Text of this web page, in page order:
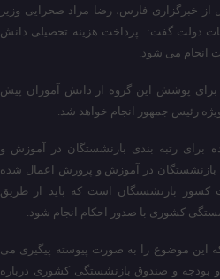
از خبرگزاری فارس، رضا مراد صحرایی وزیر
دولت گفت: پرداخت هزینه تحصیلی دانش
برای پوشش این گروه از دانش آموزان پیش
رئیس جمهور انجام خواهد شد.
برای رتبه بندی بازنشستگان در آموزش و
بازنشستگان در آموزش و پرورش اعمال شده
کسور بازنشستگان است که باید از طریق
کشوری با صدور احکام انجام شود.
این موضوع را به صورت پیوسته پیگیری می
و بودجه و صندوق بازنشستگی کشوری درباره